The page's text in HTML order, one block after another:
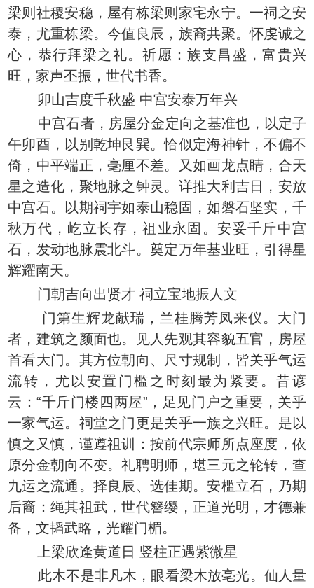
梁则社稷安稳，屋有栋梁则家宅永宁。一祠之安
泰，尤重栋梁。今值良辰，族裔共聚。怀虔诚之
心，恭行拜梁之礼。祈愿：族支昌盛，富贵兴
旺，家声丕振，世代书香。
卯山吉度千秋盛 中宫安泰万年兴
中宫石者，房屋分金定向之基准也，以定子
午卯酉，以别乾坤艮巽。恰似定海神针，不偏不
倚，中平端正，毫厘不差。又如画龙点睛，合天
星之造化，聚地脉之钟灵。详推大利吉日，安放
中宫石。以期祠宇如泰山稳固，如磐石坚实，千
秋万代，屹立长存，祖业永固。安妥千斤中宫
石，发动地脉震北斗。奠定万年基业旺，引得星
辉耀南天。
门朝吉向出贤才 祠立宝地振人文
门第生辉龙献瑞，兰桂腾芳凤来仪。大门
者，建筑之颜面也。见人先观其容貌五官，房屋
首看大门。其方位朝向、尺寸规制，皆关乎气运
流转，尤以安置门槛之时刻最为紧要。昔谚
云：“千斤门楼四两屋”，足见门户之重要，关乎
一家气运。祠堂之门更是关乎一族之兴旺。是以
慎之又慎，谨遵祖训：按前代宗师所点座度，依
原分金朝向不变。礼聘明师，堪三元之轮转，查
九运之流通。择良辰、选佳期。安槛立石，乃期
后裔：绳其祖武，世代簪缨，正道光明，才德兼
备，文韬武略，光耀门楣。
上梁欣逢黄道日 竖柱正遇紫微星
此木不是非凡木，眼看梁木放亳光。仙人量